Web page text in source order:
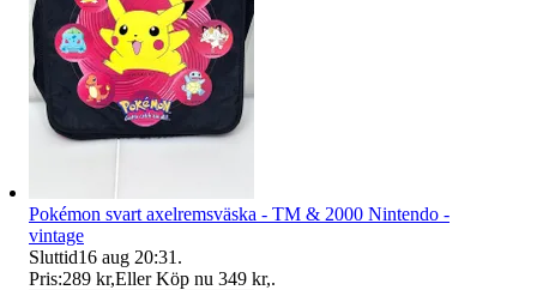
Pokémon svart axelremsväska - TM & 2000 Nintendo -
vintage
Sluttid16 aug 20:31 .
Pris:289 kr,Eller Köp nu 349 kr,.